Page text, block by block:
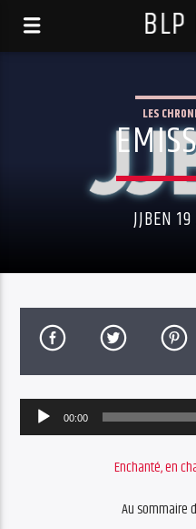
BLP
LES
JJBEN
Audio
Player
00:00
Enchanté, en
Au sommaire